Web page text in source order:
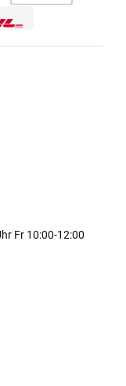
Fr 10:00-12:00